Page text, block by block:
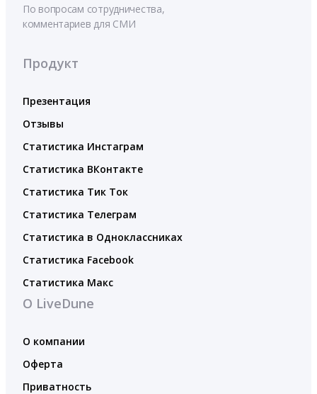
По вопросам сотрудничества,
комментариев для СМИ
Продукт
Презентация
Отзывы
Статистика Инстаграм
Статистика ВКонтакте
Статистика Тик Ток
Статистика Телеграм
Статистика в Одноклассниках
Статистика Facebook
Статистика Макс
О LiveDune
О компании
Оферта
Приватность